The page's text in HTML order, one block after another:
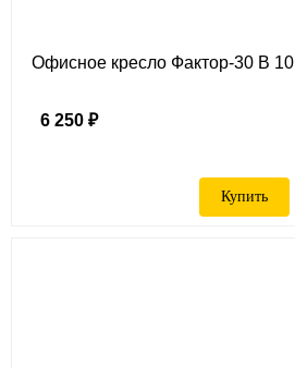
Офисное кресло Фактор-30 B 10
6 250 ₽
Купить